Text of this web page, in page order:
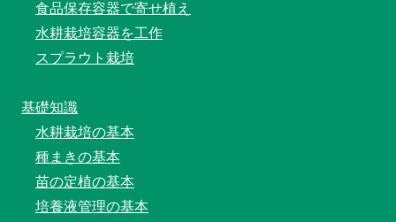
食品保存容器で寄せ植え
水耕栽培容器を工作
スプラウト栽培
基礎知識
水耕栽培の基本
種まきの基本
苗の定植の基本
培養液管理の基本